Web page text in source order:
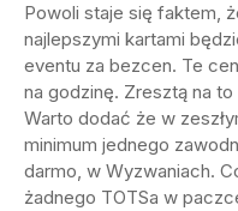
Powoli staje się faktem,
najlepszymi kartami
eventu za bezcen. Te
na godzinę. Zresztą na
Warto dodać że w
minimum jednego
darmo, w Wyzwaniach.
żadnego TOTSa w